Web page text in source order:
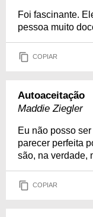
Foi fascinante.
pessoa muito
COPIAR
Autoaceitação
Maddie Ziegler
Eu não posso
parecer perfeita
são, na verdade,
COPIAR